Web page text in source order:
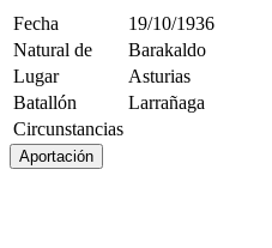
Fecha
19/10/1936
Natural de
Barakaldo
Lugar
Asturias
Batallón
Larrañaga
Circunstancias